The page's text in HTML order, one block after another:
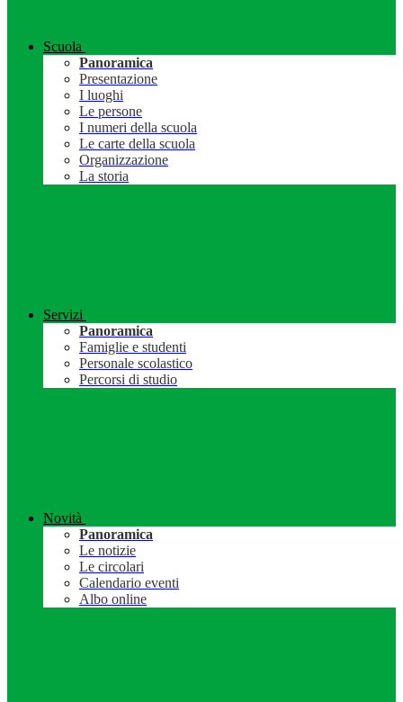
Scuola
Panoramica
Presentazione
I luoghi
Le persone
I numeri della scuola
Le carte della scuola
Organizzazione
La storia
Servizi
Panoramica
Famiglie e studenti
Personale scolastico
Percorsi di studio
Novità
Panoramica
Le notizie
Le circolari
Calendario eventi
Albo online